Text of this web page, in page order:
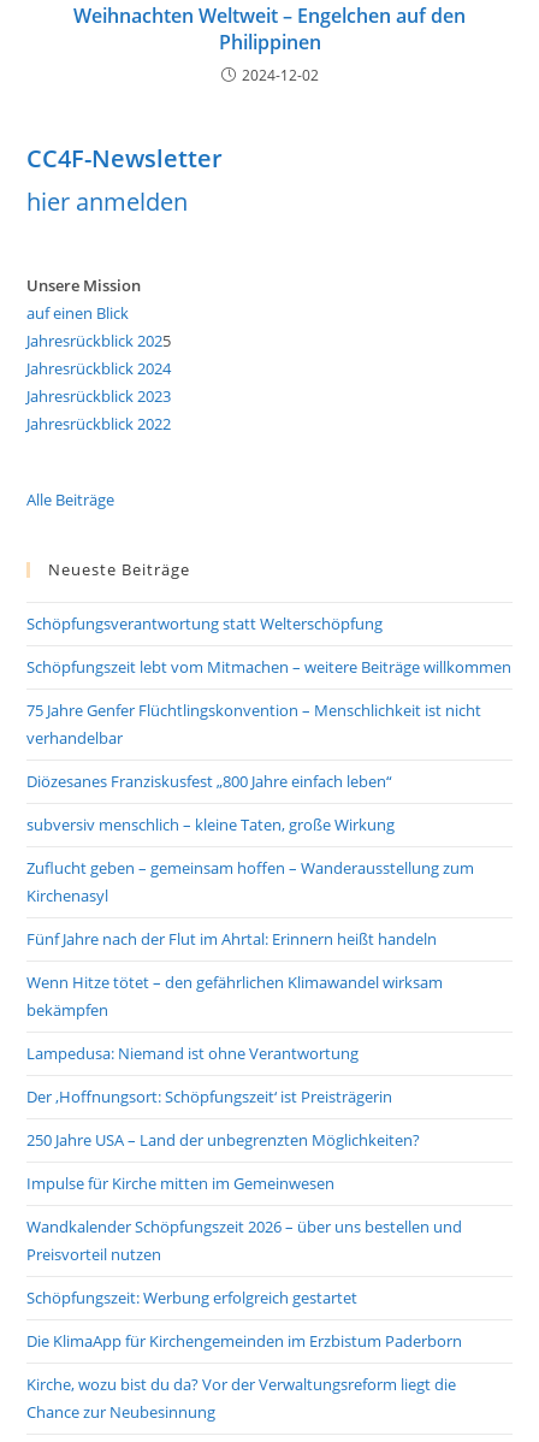
Weih­nachten Weltweit – Engelchen auf den
Philippinen
2024-12-02
CC4F-Newsletter
hier anmelden
Unsere Mission
auf einen Blick
Jahresrückblick 2025
Jahresrückblick 2024
Jahresrückblick 2023
Jahresrückblick 2022
Alle Beiträge
Neueste Beiträge
Schöpfungsverantwortung statt Welterschöpfung
Schöpfungszeit lebt vom Mitmachen – weitere Beiträge willkommen
75 Jahre Genfer Flüchtlingskonvention – Menschlichkeit ist nicht
verhandelbar
Diözesanes Franziskusfest „800 Jahre einfach leben“
subversiv menschlich – kleine Taten, große Wirkung
Zuflucht geben – gemeinsam hoffen – Wanderausstellung zum
Kirchenasyl
Fünf Jahre nach der Flut im Ahrtal: Erinnern heißt handeln
Wenn Hitze tötet – den gefährlichen Klimawandel wirksam
bekämpfen
Lampedusa: Niemand ist ohne Verantwortung
Der ‚Hoffnungsort: Schöpfungszeit‘ ist Preisträgerin
250 Jahre USA – Land der unbegrenzten Möglichkeiten?
Impulse für Kirche mitten im Gemeinwesen
Wandkalender Schöpfungszeit 2026 – über uns bestellen und
Preisvorteil nutzen
Schöpfungszeit: Werbung erfolgreich gestartet
Die KlimaApp für Kirchengemeinden im Erzbistum Paderborn
Kirche, wozu bist du da? Vor der Verwaltungsreform liegt die
Chance zur Neubesinnung